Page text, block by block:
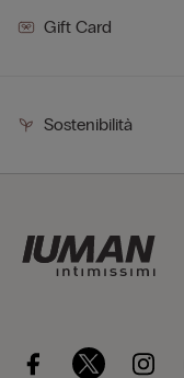
Gift Card
Sostenibilità